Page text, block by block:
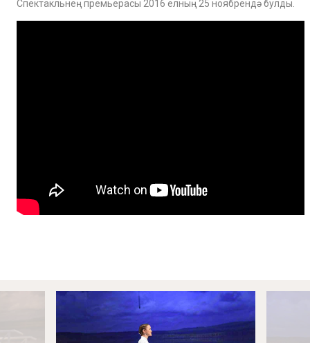
Спектакльнең премьерасы 2016 елның 25 ноябрендә булды.